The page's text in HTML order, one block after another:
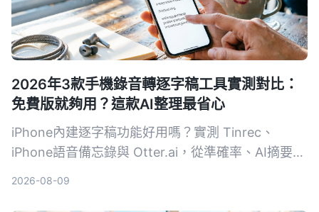
2026年3款手機錄音轉逐字稿工具實測對比：
免費版就夠用？這款AI整理最省心
iPhone內建逐字稿功能好用嗎？實測 Tinrec、
iPhone語音備忘錄與 Otter.ai，從準確率、AI摘要、
2026-08-09